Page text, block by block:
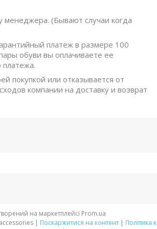
менеджера. (Бывают случаи когда
платеж в размере 100
обуви вы оплачиваете ее
покупкой или отказывается от
компании на доставку и возврат
на маркетплейсі Prom.ua
Стильная обувь и аксессуары от Irene - accessories | Поскаржитися на контент | Політика